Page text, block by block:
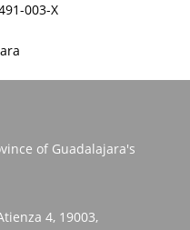
003-X
of Guadalajara's
4, 19003,